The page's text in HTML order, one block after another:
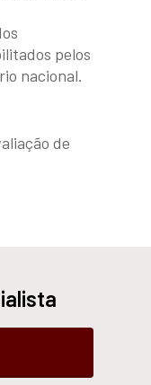
pelos
nacional.
de